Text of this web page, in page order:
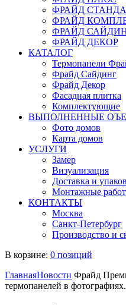
ФРАЙД
ФРАЙД
ФРАЙД
ФРАЙД ДЕКОР
КАТАЛОГ
Термопанели
Фрайд Сайдинг
Фрайд Декор
Фасадная плитка
Комплектующие
ВЫПОЛНЕННЫЕ
Фото домов
Карта домов
УСЛУГИ
Замер
Визуализация
Доставка и
Монтажные
КОНТАКТЫ
Москва
Санкт-Петербург
Производство и
В корзине: 0 позиций
ГлавнаяНовости Фрайд
термопанелей в фотографиях.